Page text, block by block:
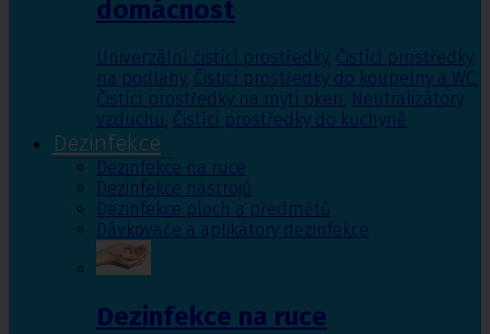
domácnost
Univerzální čistící prostředky, Čistící prostředky
na podlahy, Čisticí prostředky do koupelny a WC,
Čistící prostředky na mytí oken, Neutralizátory
vzduchu, Čistící prostředky do kuchyně
Dezinfekce
Dezinfekce na ruce
Dezinfekce nástrojů
Dezinfekce ploch a předmětů
Dávkovače a aplikátory dezinfekce
Dezinfekce na ruce